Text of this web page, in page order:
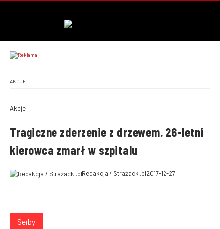
AKCJE
Akcje
Tragiczne zderzenie z drzewem. 26-letni
kierowca zmarł w szpitalu
Redakcja / Strażacki.pl2017-12-27
Serby